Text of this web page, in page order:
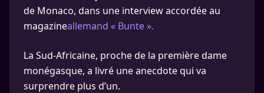
de Monaco, dans une interview accordée au
magazineallemand « Bunte ».
La Sud-Africaine, proche de la première dame
monégasque, a livré une anecdote qui va
surprendre plus d’un.